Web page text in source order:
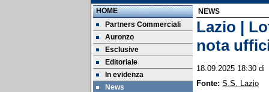
HOME
Partners Commerciali
Auronzo
Esclusive
Editoriale
In evidenza
News
NEWS
Lazio |
nota
18.09.2025 18:30 di
Fonte: S.S. Lazio